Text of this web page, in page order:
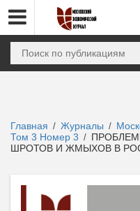
Главная / Журналы /
Том 3 Номер 3 /
ШРОТОВ И ЖМЫХОВ В